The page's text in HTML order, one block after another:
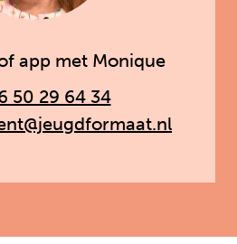
app met Monique
50 29 64 34